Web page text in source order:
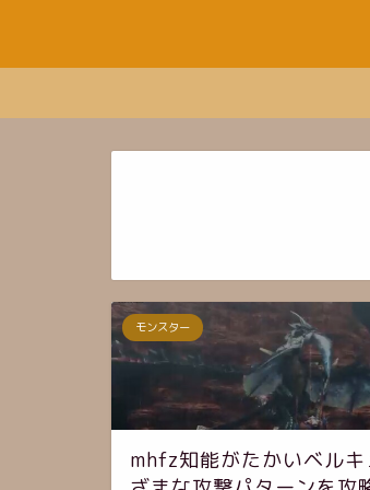
モンスター
mhfz知能がたかいベルキ